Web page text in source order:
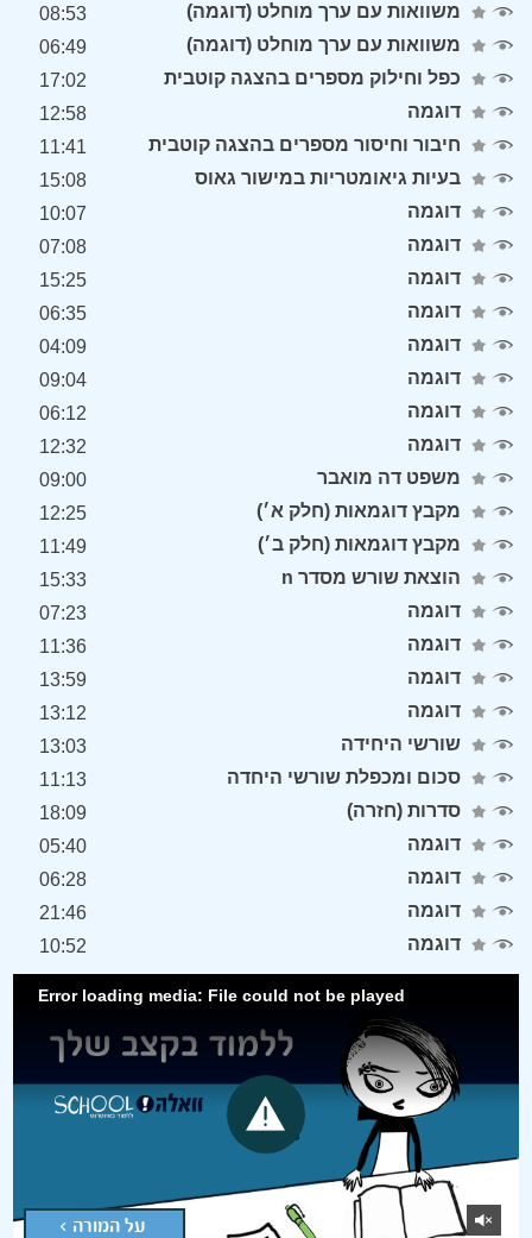
משוואות עם ערך מוחלט (דוגמה)
08:53
משוואות עם ערך מוחלט (דוגמה)
06:49
כפל וחילוק מספרים בהצגה קוטבית
17:02
דוגמה
12:58
חיבור וחיסור מספרים בהצגה קוטבית
11:41
בעיות גיאומטריות במישור גאוס
15:08
דוגמה
10:07
דוגמה
07:08
דוגמה
15:25
דוגמה
06:35
דוגמה
04:09
דוגמה
09:04
דוגמה
06:12
דוגמה
12:32
משפט דה מואבר
09:00
מקבץ דוגמאות (חלק א׳)
12:25
מקבץ דוגמאות (חלק ב׳)
11:49
הוצאת שורש מסדר n
15:33
דוגמה
07:23
דוגמה
11:36
דוגמה
13:59
דוגמה
13:12
שורשי היחידה
13:03
סכום ומכפלת שורשי היחדה
11:13
סדרות (חזרה)
18:09
דוגמה
05:40
דוגמה
06:28
דוגמה
21:46
דוגמה
10:52
על המורה >
Error loading media: File could not be played